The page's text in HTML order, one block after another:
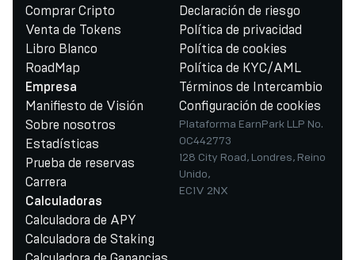
Comprar Cripto
Venta de Tokens
Libro Blanco
RoadMap
Empresa
Manifiesto de Visión
Sobre nosotros
Estadísticas
Prueba de reservas
Carrera
Calculadoras
Calculadora de APY
Calculadora de Staking
Declaración de riesgo
Política de privacidad
Política de cookies
Política de KYC/AML
Términos de Intercambio
Configuración de cookies
Plataforma EarnPark LLP No.
OC442773
128 City Road, Londres, Reino
Unido,
EC1V 2NX